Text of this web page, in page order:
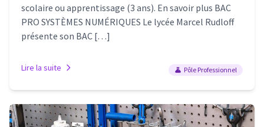
scolaire ou apprentissage (3 ans). En savoir plus BAC
PRO SYSTÈMES NUMÉRIQUES Le lycée Marcel Rudloff
présente son BAC […]
Lire la suite Pôle Professionnel